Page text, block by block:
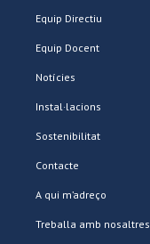
Equip Directiu
Equip Docent
Notícies
Instal·lacions
Sostenibilitat
Contacte
A qui m’adreço
Treballa amb nosaltres